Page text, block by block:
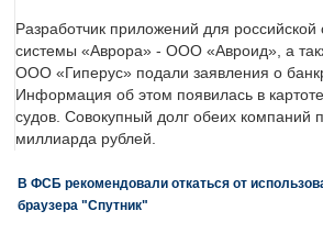
Разработчик приложений для
системы «Аврора» - ООО «Авроид», а
ООО «Гиперус» подали заявления о
Информация об этом появилась в
судов. Совокупный долг обеих компаний
миллиарда рублей.
В ФСБ рекомендовали откаться от
браузера "Спутник"